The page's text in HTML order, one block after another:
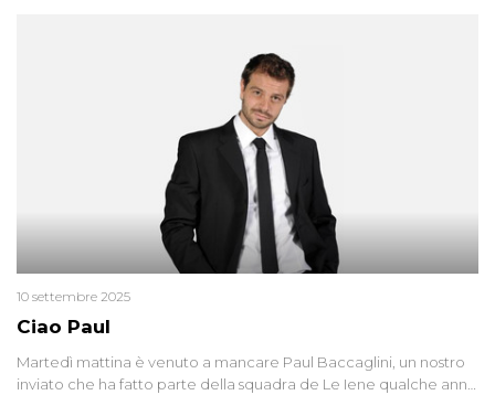
Ciao Paul
10 settembre 2025
Martedì mattina è venuto a mancare Paul Baccaglini, un nostro
inviato che ha fatto parte della squadra de Le Iene qualche anno